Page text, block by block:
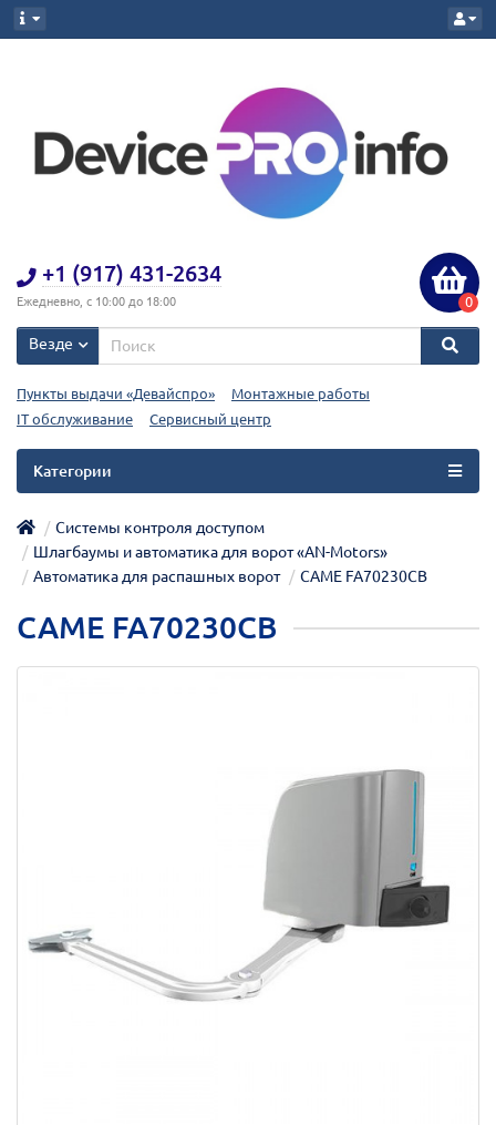
+1 (917) 431-2634
Ежедневно, с 10:00 до 18:00 0
Везде
Пункты выдачи «Девайспро»
Монтажные работы
IT обслуживание
Сервисный центр
Категории
Системы контроля доступом
Шлагбаумы и автоматика для ворот «AN-Motors»
Автоматика для распашных ворот
CAME FA70230CB
CAME FA70230CB